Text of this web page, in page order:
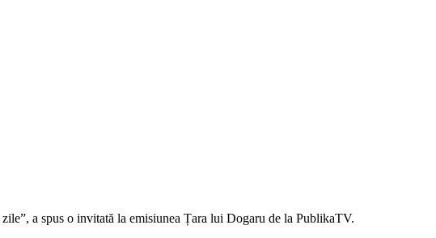
a spus o invitată la emisiunea Țara lui Dogaru de la PublikaTV.